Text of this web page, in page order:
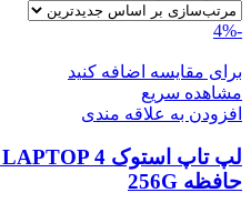
-4%
برای مقایسه اضافه کنید
مشاهده سریع
افزودن به علاقه مندی
حافظه 256G